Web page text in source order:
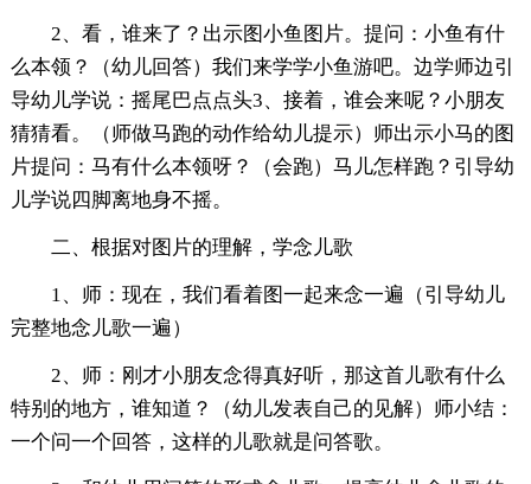
2、看，谁来了？出示图小鱼图片。提问：小鱼有什
么本领？（幼儿回答）我们来学学小鱼游吧。边学师边引
导幼儿学说：摇尾巴点点头3、接着，谁会来呢？小朋友
猜猜看。（师做马跑的动作给幼儿提示）师出示小马的图
片提问：马有什么本领呀？（会跑）马儿怎样跑？引导幼
儿学说四脚离地身不摇。
二、根据对图片的理解，学念儿歌
1、师：现在，我们看着图一起来念一遍（引导幼儿
完整地念儿歌一遍）
2、师：刚才小朋友念得真好听，那这首儿歌有什么
特别的地方，谁知道？（幼儿发表自己的见解）师小结：
一个问一个回答，这样的儿歌就是问答歌。